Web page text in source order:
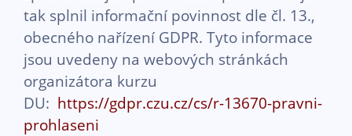
tak splnil informační povinnost dle čl. 13.,
obecného nařízení GDPR. Tyto informace
jsou uvedeny na webových stránkách
organizátora kurzu
DU: https://gdpr.czu.cz/cs/r-13670-pravni-
prohlaseni